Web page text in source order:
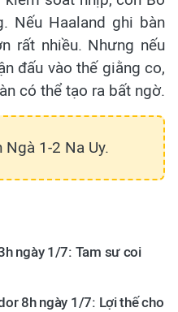
Nếu Haaland ghi bàn
rất nhiều. Nhưng nếu
đấu vào thế giằng co,
có thể tạo ra bất ngờ.
Ngà 1-2 Na Uy.
ngày 1/7: Tam sư coi
8h ngày 1/7: Lợi thế cho